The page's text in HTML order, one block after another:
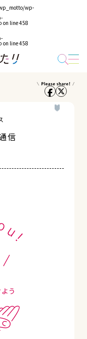
wp-
on line458
on line458
信